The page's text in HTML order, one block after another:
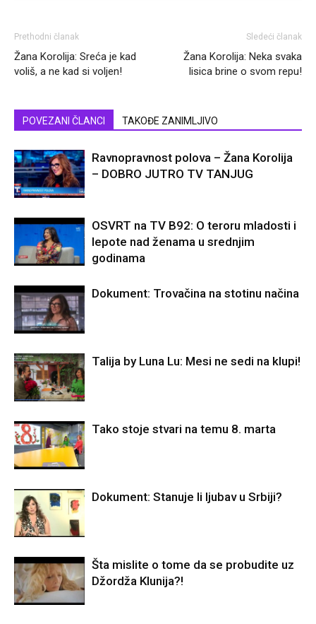
Prethodni članak
Žana Korolija: Sreća je kad
voliš, a ne kad si voljen!
Sledeći članak
Žana Korolija: Neka svaka
lisica brine o svom repu!
POVEZANI ČLANCI TAKOĐE ZANIMLJIVO
Ravnopravnost polova – Žana Korolija
– DOBRO JUTRO TV TANJUG
OSVRT na TV B92: O teroru mladosti i
lepote nad ženama u srednjim
godinama
Dokument: Trovačina na stotinu načina
Talija by Luna Lu: Mesi ne sedi na klupi!
Tako stoje stvari na temu 8. marta
Dokument: Stanuje li ljubav u Srbiji?
Šta mislite o tome da se probudite uz
Džordža Klunija?!